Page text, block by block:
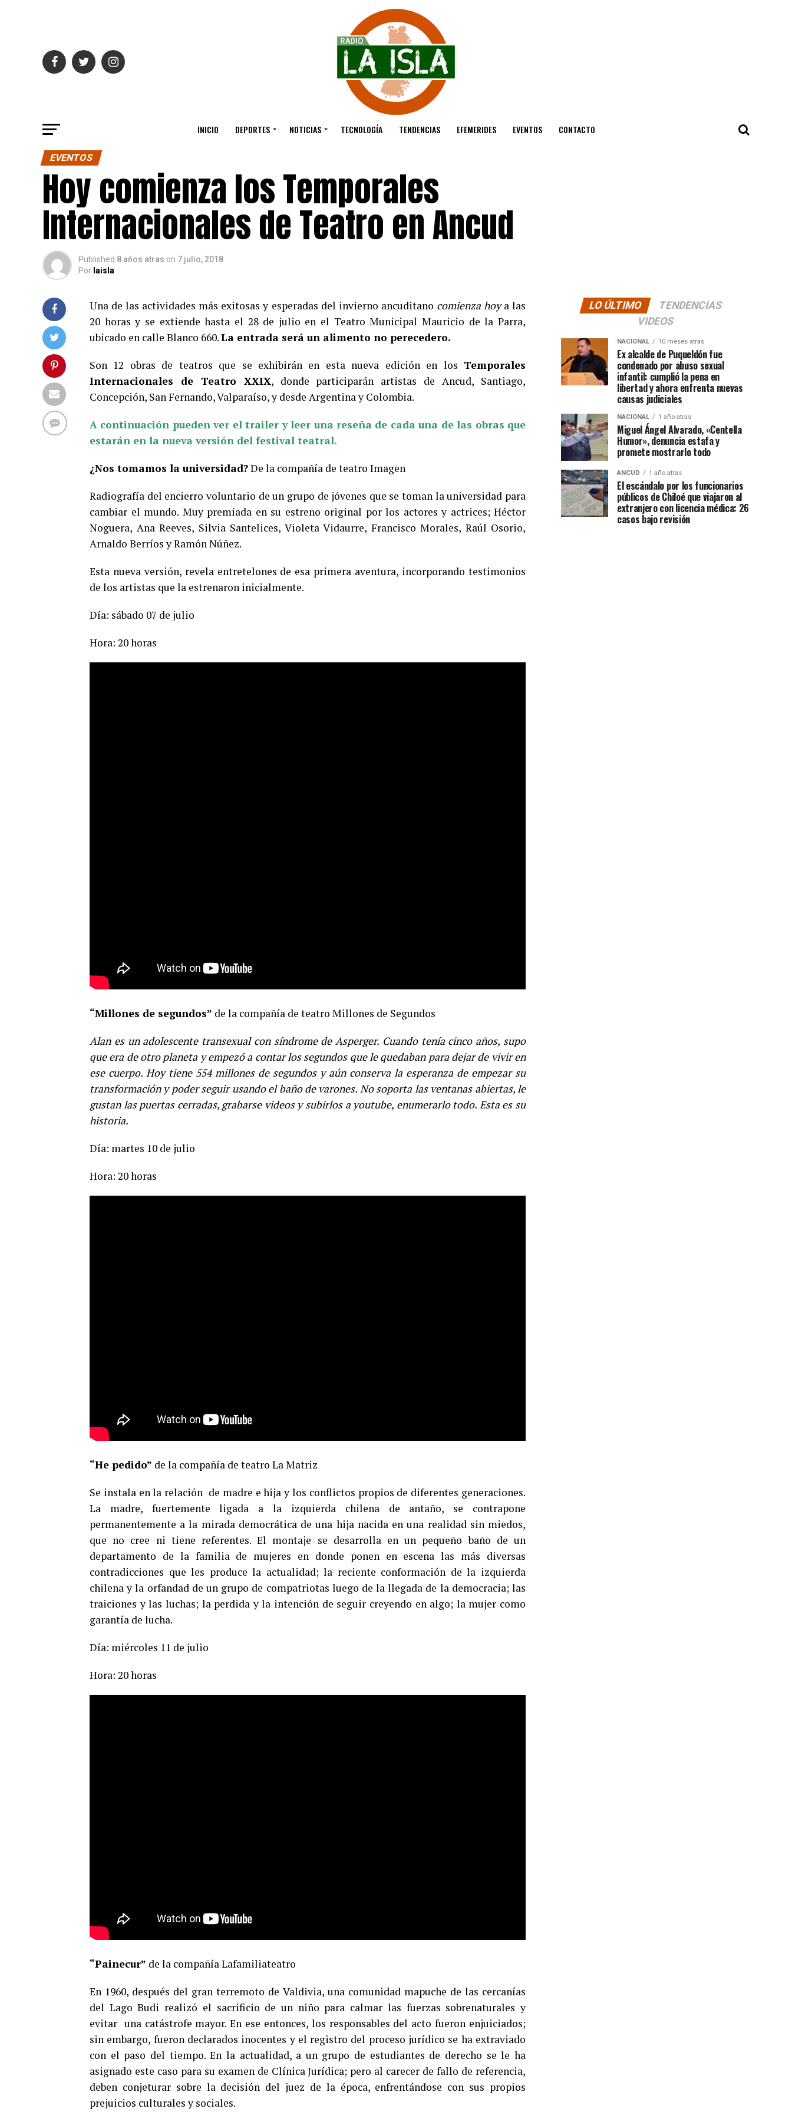
INICIO DEPORTES NOTICIAS TECNOLOGÍA TENDENCIAS EFEMERIDES EVENTOS CONTACTO
EVENTOS
Hoy comienza los Temporales
Internacionales de Teatro en Ancud
Published 8 años atras on 7 julio, 2018
Por laisla
Una de las actividades más exitosas y esperadas del invierno ancuditano comienza hoya las
20 horas y se extiende hasta el 28 de julio en el Teatro Municipal Mauricio de la Parra,
ubicado en calle Blanco 660.La entrada será un alimento no perecedero.
Son 12 obras de teatros que se exhibirán en esta nueva edición en los Temporales
Internacionales de Teatro XXIX, donde participarán artistas de Ancud, Santiago,
Concepción, San Fernando, Valparaíso, y desde Argentina y Colombia.
A continuación pueden ver el trailer y leer una reseña de cada una de las obras que
estarán en la nueva versión del festival teatral.
¿Nos tomamos la universidad?De la compañía de teatro Imagen
Radiografía del encierro voluntario de un grupo de jóvenes que se toman la universidad para
cambiar el mundo. Muy premiada en su estreno original por los actores y actrices; Héctor
Noguera, Ana Reeves, Silvia Santelices, Violeta Vidaurre, Francisco Morales, Raúl Osorio,
Arnaldo Berríos y Ramón Núñez.
Esta nueva versión, revela entretelones de esa primera aventura, incorporando testimonios
de los artistas que la estrenaron inicialmente.
Día: sábado 07 de julio
Hora: 20 horas
“Millones de segundos” de la compañía de teatro Millones de Segundos
Alan es un adolescente transexual con síndrome de Asperger. Cuando tenía cinco años, supo
que era de otro planeta y empezó a contar los segundos que le quedaban para dejar de vivir en
ese cuerpo. Hoy tiene 554 millones de segundos y aún conserva la esperanza de empezar su
transformación y poder seguir usando el baño de varones. No soporta las ventanas abiertas, le
gustan las puertas cerradas, grabarse videos y subirlos a youtube, enumerarlo todo. Esta es su
historia.
Día: martes 10 de julio
Hora: 20 horas
“He pedido” de la compañía de teatro La Matriz
Se instala en la relación de madre e hija y los conflictos propios de diferentes generaciones.
La madre, fuertemente ligada a la izquierda chilena de antaño, se contrapone
permanentemente a la mirada democrática de una hija nacida en una realidad sin miedos,
que no cree ni tiene referentes. El montaje se desarrolla en un pequeño baño de un
departamento de la familia de mujeres en donde ponen en escena las más diversas
contradicciones que les produce la actualidad; la reciente conformación de la izquierda
chilena y la orfandad de un grupo de compatriotas luego de la llegada de la democracia; las
traiciones y las luchas; la perdida y la intención de seguir creyendo en algo; la mujer como
garantía de lucha.
Día: miércoles 11 de julio
Hora: 20 horas
“Painecur” de la compañía Lafamiliateatro
En 1960, después del gran terremoto de Valdivia, una comunidad mapuche de las cercanías
del Lago Budi realizó el sacrificio de un niño para calmar las fuerzas sobrenaturales y
evitar una catástrofe mayor. En ese entonces, los responsables del acto fueron enjuiciados;
sin embargo, fueron declarados inocentes y el registro del proceso jurídico se ha extraviado
con el paso del tiempo. En la actualidad, a un grupo de estudiantes de derecho se le ha
asignado este caso para su examen de Clínica Jurídica; pero al carecer de fallo de referencia,
deben conjeturar sobre la decisión del juez de la época, enfrentándose con sus propios
prejuicios culturales y sociales.
LO ÚLTIMO
TENDENCIAS
VIDEOS
NACIONAL 10 meses atras
Ex alcalde de Puqueldón fue
condenado por abuso sexual
infantil: cumplió la pena en
libertad y ahora enfrenta nuevas
causas judiciales
NACIONAL 1 año atras
Miguel Ángel Alvarado, «Centella
Humor», denuncia estafa y
promete mostrarlo todo
ANCUD 1 año atras
El escándalo por los funcionarios
públicos de Chiloé que viajaron al
extranjero con licencia médica: 26
casos bajo revisión